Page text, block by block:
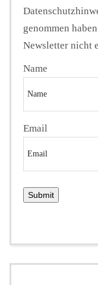
genommen
Newsletter nicht
Name
Email